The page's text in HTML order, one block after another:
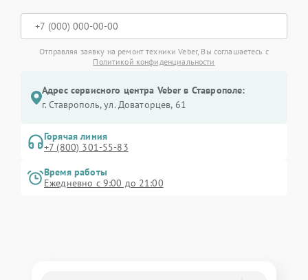
Отправляя заявку на ремонт техники Veber, Вы соглашаетесь с
Политикой конфиденциальности
Адрес сервисного центра Veber в Ставрополе:
г. Ставрополь, ул. Доваторцев, 61
Горячая линия
+7 (800) 301-55-83
Время работы
Ежедневно с 9:00 до 21:00